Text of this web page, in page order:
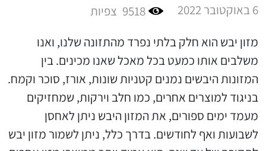
6 באוקטובר 2022
9518 צפיות
מזון יבש הוא חלק בלתי נפרד מהתזונה שלנו, ואנו
משלבים אותו כמעט בכל מאכל שאנו מכינים. בין
המזונות היבשים נמנים קטניות שונות, אורז, סוכר וקמח.
בניגוד למוצרים אחרים, כמו חלב וירקות, שמחזיקים
מעמד ימים ספורים, את המזון היבש ניתן לאחסן
לשבועות ואף לחודשים. בדרך כלל, ניתן לשמור מזון יבש